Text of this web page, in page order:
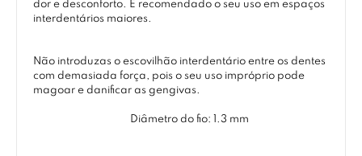
dor e desconforto. É recomendado o seu uso em espaços
interdentários maiores.
Não introduzas o escovilhão interdentário entre os dentes
com demasiada força, pois o seu uso impróprio pode
magoar e danificar as gengivas.
Diâmetro do fio: 1.3 mm